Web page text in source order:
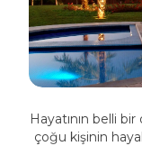
Hayatının belli
çoğu kişinin